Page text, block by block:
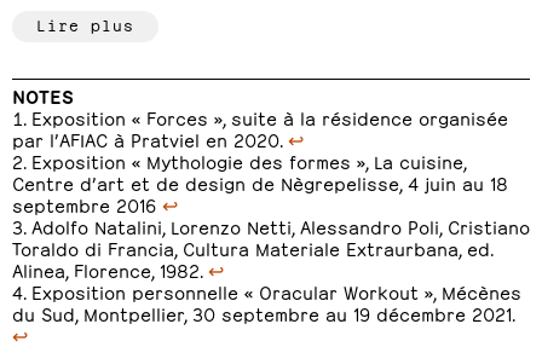
Lire plus
NOTES
Exposition « Forces », suite à la résidence organisée
par l’AFIAC à Pratviel en 2020. ↩
Exposition « Mythologie des formes », La cuisine,
Centre d’art et de design de Nègrepelisse, 4 juin au 18
septembre 2016 ↩
Adolfo Natalini, Lorenzo Netti, Alessandro Poli, Cristiano
Toraldo di Francia, Cultura Materiale Extraurbana, ed.
Alinea, Florence, 1982. ↩
Exposition personnelle « Oracular Workout », Mécènes
du Sud, Montpellier, 30 septembre au 19 décembre 2021.
↩